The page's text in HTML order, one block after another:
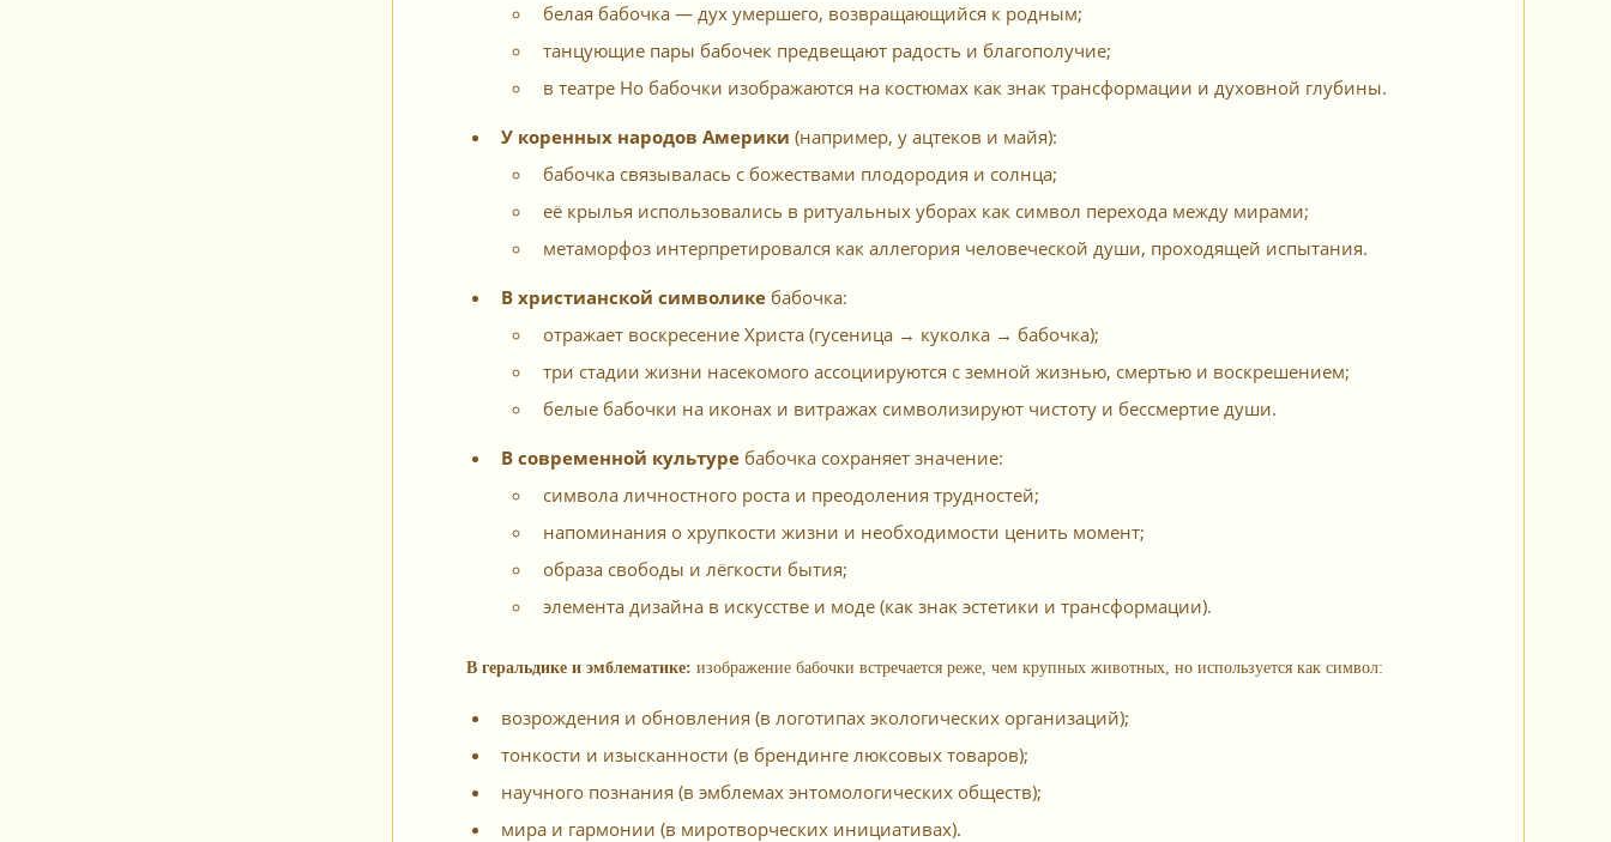
белая бабочка — дух умершего, возвращающийся к родным;
танцующие пары бабочек предвещают радость и благополучие;
в театре Но бабочки изображаются на костюмах как знак трансформации и духовной глубины.
У коренных народов Америки (например, у ацтеков и майя):
бабочка связывалась с божествами плодородия и солнца;
её крылья использовались в ритуальных уборах как символ перехода между мирами;
метаморфоз интерпретировался как аллегория человеческой души, проходящей испытания.
В христианской символике бабочка:
отражает воскресение Христа (гусеница → куколка → бабочка);
три стадии жизни насекомого ассоциируются с земной жизнью, смертью и воскрешением;
белые бабочки на иконах и витражах символизируют чистоту и бессмертие души.
В современной культуре бабочка сохраняет значение:
символа личностного роста и преодоления трудностей;
напоминания о хрупкости жизни и необходимости ценить момент;
образа свободы и лёгкости бытия;
элемента дизайна в искусстве и моде (как знак эстетики и трансформации).
В геральдике и эмблематике: изображение бабочки встречается реже, чем крупных животных, но используется как символ:
возрождения и обновления (в логотипах экологических организаций);
тонкости и изысканности (в брендинге люксовых товаров);
научного познания (в эмблемах энтомологических обществ);
мира и гармонии (в миротворческих инициативах).